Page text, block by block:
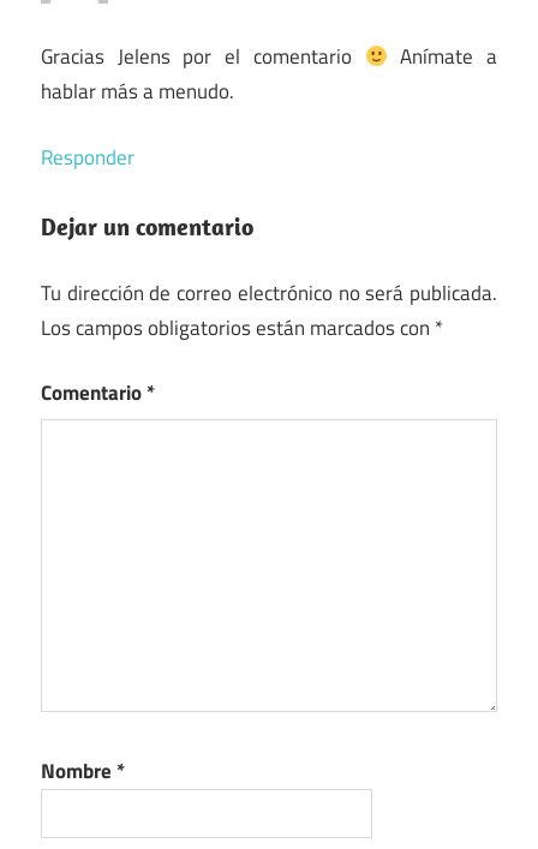
Gracias Jelens por el comentario
Anímate a
hablar más a menudo.
Responder
Dejar un comentario
Tu dirección de correo electrónico no será publicada.
Los campos obligatorios están marcados con *
Comentario*
Nombre *